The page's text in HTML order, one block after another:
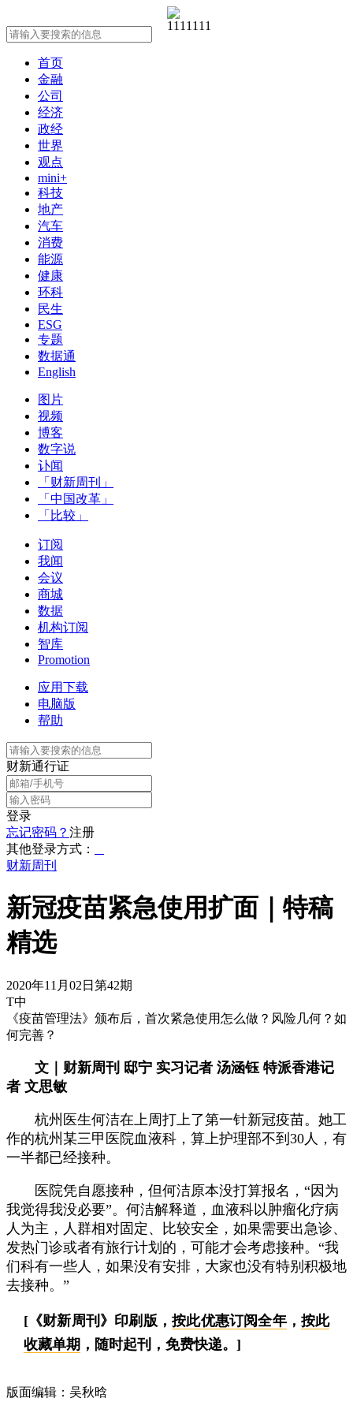
首页
金融
公司
经济
政经
世界
观点
mini+
科技
地产
汽车
消费
能源
健康
环科
民生
ESG
专题
数据通
English
图片
视频
博客
数字说
讣闻
「财新周刊」
「中国改革」
「比较」
订阅
我闻
会议
商城
数据
机构订阅
智库
Promotion
应用下载
电脑版
帮助
财新通行证
登录
忘记密码？ 注册
其他登录方式：
财新周刊
新冠疫苗紧急使用扩面｜特稿
精选
2020年11月02日第42期
T中
《疫苗管理法》颁布后，首次紧急使用怎么做？风险几何？如
何完善？
文｜财新周刊 邸宁 实习记者 汤涵钰 特派香港记
者 文思敏
杭州医生何洁在上周打上了第一针新冠疫苗。她工
作的杭州某三甲医院血液科，算上护理部不到30人，有
一半都已经接种。
医院凭自愿接种，但何洁原本没打算报名，“因为
我觉得我没必要”。何洁解释道，血液科以肿瘤化疗病
人为主，人群相对固定、比较安全，如果需要出急诊、
发热门诊或者有旅行计划的，可能才会考虑接种。“我
们科有一些人，如果没有安排，大家也没有特别积极地
去接种。”
[《财新周刊》印刷版，按此优惠订阅全年，按此
收藏单期 ，随时起刊，免费快递。]
版面编辑：吴秋晗